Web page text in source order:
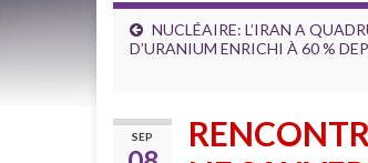
NUCLÉAIRE: L’IRAN A
D’URANIUM ENRICHI À 60 %
SEP